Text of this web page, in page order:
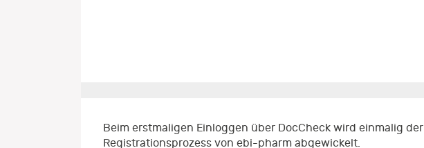
Beim erstmaligen Einloggen über DocCheck wird einmalig der
Registrationsprozess von ebi-pharm abgewickelt.